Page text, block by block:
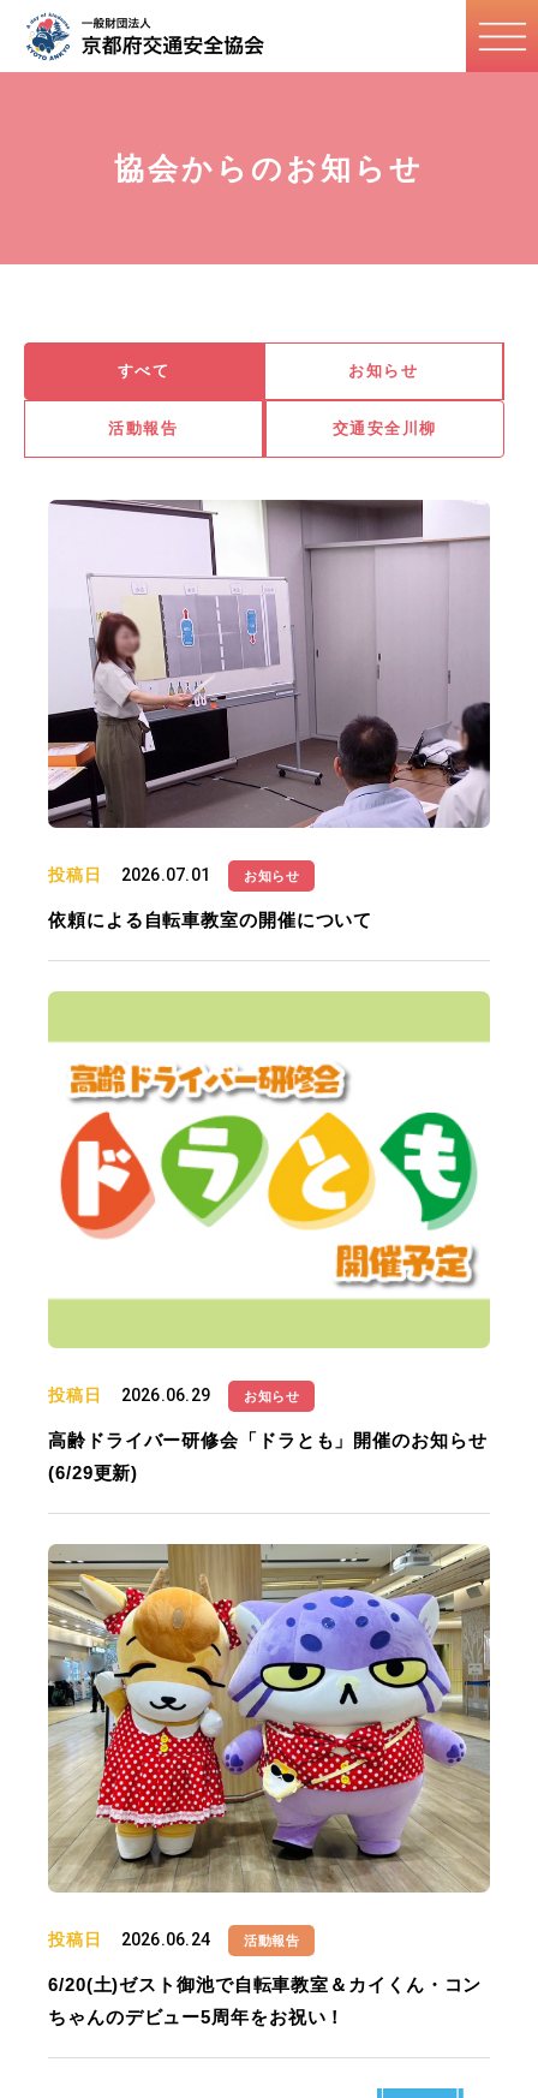
協会からのお知らせ
すべて お知らせ
活動報告 交通安全川柳
投稿日 2026.07.01 お知らせ
依頼による自転車教室の開催について
投稿日 2026.06.29 お知らせ
高齢ドライバー研修会「ドラとも」開催のお知らせ
(6/29更新)
投稿日 2026.06.24 活動報告
6/20(土)ゼスト御池で自転車教室＆カイくん・コン
ちゃんのデビュー5周年をお祝い！